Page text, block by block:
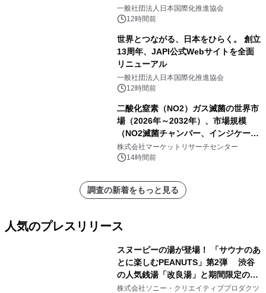
をリリース
一般社団法人日本国際化推進協会
12時間前
世界とつながる、日本をひらく。 創立
13周年、JAPI公式Webサイトを全面
リニューアル
一般社団法人日本国際化推進協会
12時間前
二酸化窒素（NO2）ガス滅菌の世界市
場（2026年～2032年）、市場規模
（NO2滅菌チャンバー、インジケータ
ーおよびモニタリングシステム、その
他）・分析レポートを発表
株式会社マーケットリサーチセンター
14時間前
調査の新着をもっと見る
人気のプレスリリース
スヌーピーの湯が登場！ 「サウナのあ
とに楽しむPEANUTS」第2弾 渋谷
の人気銭湯「改良湯」と期間限定のコ
ラボレーション サウナイキタイコラ
株式会社ソニー・クリエイティブプロダクツ